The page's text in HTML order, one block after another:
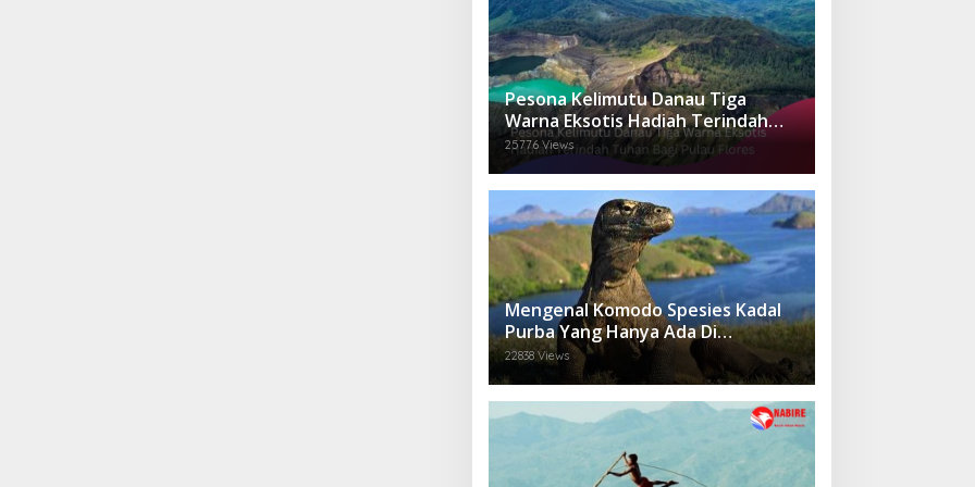
Pesona Kelimutu Danau Tiga
Warna Eksotis Hadiah Terindah
Tuhan Bagi Pulau Flores
25776 Views
Mengenal Komodo Spesies Kadal
Purba Yang Hanya Ada Di
Indonesia.
22838 Views